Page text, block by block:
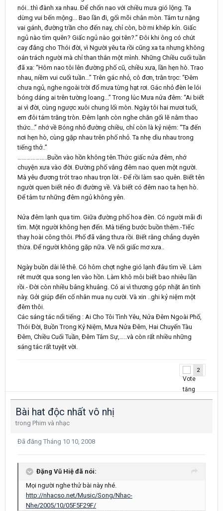
nói...thì đành xa nhau. Ðể chốn nao với chiều mưa gió lộng. Ta
dừng vui bến mộng... Bao lần đi, gối mõi chân mòn. Tâm tư nặng
vai gánh, đường trần cho đến nay, chỉ còn, bờ mi khép kín. Giấc
ngủ nào tìm quên? Giấc ngủ nào gọi tên?.” Ðôi khi ông có chút
cay đắng cho Thói đời, vì Người yêu ta rồi cũng xa ta nhưng không
oán trách người mà chỉ than thân một mình. Những Chiều cuối tuần
đã xa: “Hôm nao tôi lên đường phố cũ, chiều xưa, lần hẹn hò. Trao
nhau, niềm vui cuối tuần...” Trên gác nhỏ, cô đơn, trằn trọc: “Ðêm
chưa ngủ, nghe ngoài trời đổ mưa từng hạt rơi. Gác nhỏ đèn le lói
bóng dáng ai trên tường loang...” Trong lúc Mưa nửa đêm: “Ai biết
ai vì đời, cùng ngược xuôi chung lối mòn. Ngày tôi hai mươi tuổi,
em đôi tám trăng tròn. Ðêm lạnh còn nghe chăn gối lẽ nằm thao
thức...” nhớ về Bóng nhỏ đường chiều, chỉ còn là kỷ niệm: “Ta đến
nơi hẹn hò, cùng gặp nhau trên phố nhỏ. Ta nhẹ dìu nhau trong
tiếng thở..”
………………..Buồn vào hồn không tên.Thức giấc nửa đêm, nhớ
chuyện xưa vào đời. Ðường phố vắng đêm nao quen một người.
Mà yêu đương trót trao nhau trọn lời.- Ðể rồi làm sao quên. Biết tên
người quen biết nẻo đi đường về. Và biết có đêm nao ta hẹn hò.
Ðể tâm tư những đêm ngủ không yên.
Nửa đêm lạnh qua tim. Giữa đường phố hoa đèn. Có người mãi đi
tìm. Một người không hẹn đến. Mà tiếng bước buồn thêm.-Tiếc
thay hoài công thôi. Phố đã vắng thưa rồi. Biết rằng chẳng duyên
thừa. Ðể người không gặp nữa. Về nối giấc mơ xưa..
Ngày buồn dài lê thê. Có hôm chợt nghe gió lạnh đâu tìm về. Làm
rét mướt qua song len vào hồn. Làm khô môi biết bao nhiêu lần
rồi.- Ðời còn nhiều bâng khuâng. Có ai vì thương góp nhặt ân tình
này. Gởi giúp đến cố nhân mua nụ cười. Và xin ..ghi kỷ niệm một
đêm thôi.
Các sáng tác nổi tiếng : Ai Cho Tôi Tình Yêu, Nửa Đêm Ngoài Phố,
Thói Đời, Buồn Trong Kỷ Niệm, Mưa Nửa Đêm, Hai Chuyến Tàu
Đêm, Chiều Cuối Tuần, Đêm Tâm Sự,…..và còn rất nhiều những
sáng tác rất tuyệt vời.
2
Bài hat độc nhất vô nhị
trong Phim và nhạc
Đã đăng Tháng 10 10, 2008
Đặng Vũ Hiệ đã nói:
Mọi người nghe thử bài này nhé.
http://nhacso.net/Music/Song/Nhac-
Nhe/2005/10/05F5F29F/